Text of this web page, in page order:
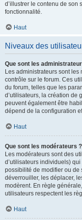
d’illustrer le contenu de son
fonctionnalité.
Haut
Niveaux des
Que sont les
Les administrateurs sont
contrôle sur le forum. Ces
du forum, telles que les
d’utilisateurs, la création de
peuvent également être
dépend de la configuration
Haut
Que sont les modérateurs ?
Les modérateurs sont des
d’utilisateurs individuels)
possibilité de modifier ou de
déverrouiller, les déplacer,
modèrent. En règle
utilisateurs respectent les
Haut